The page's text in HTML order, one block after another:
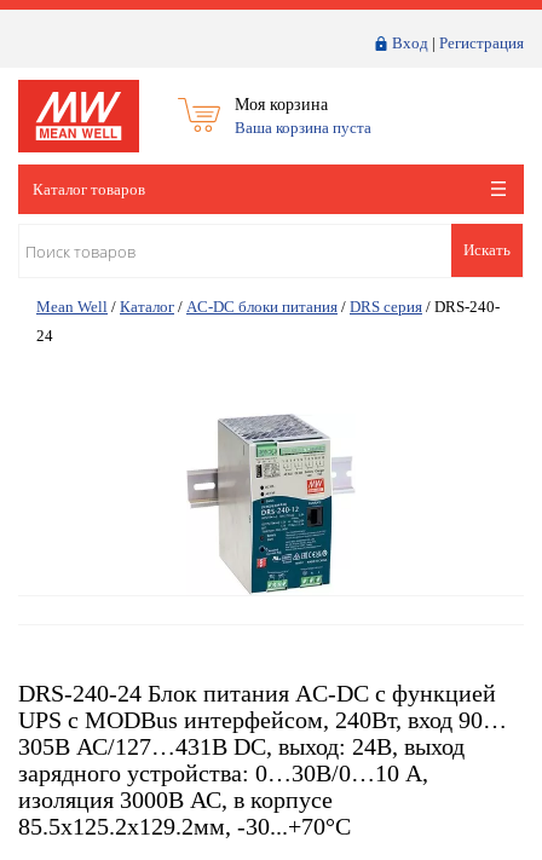
Вход | Регистрация
Моя корзина
Ваша корзина пуста
Каталог товаров
Искать
Mean Well / Каталог / AC-DC блоки питания / DRS серия / DRS-240-
24
DRS-240-24 Блок питания AC-DC с функцией
UPS c MODBus интерфейсом, 240Вт, вход 90…
305В АС/127…431В DC, выход: 24В, выход
зарядного устройства: 0…30В/0…10 А,
изоляция 3000В АС, в корпусе
85.5х125.2х129.2мм, -30...+70°С